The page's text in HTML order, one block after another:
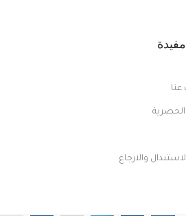
والارجاع